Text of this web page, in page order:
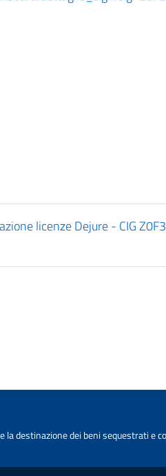
licenze Dejure - CIG
la destinazione dei beni sequestrati e